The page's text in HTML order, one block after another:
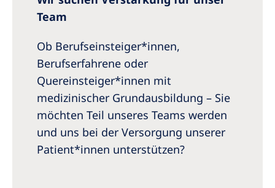
Team
Ob Berufseinsteiger*innen,
Berufserfahrene oder
Quereinsteiger*innen mit
medizinischer Grundausbildung – Sie
möchten Teil unseres Teams werden
und uns bei der Versorgung unserer
Patient*innen unterstützen?